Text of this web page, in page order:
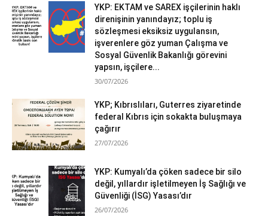
YKP: EKTAM ve SAREX işçilerinin haklı
direnişinin yanındayız; toplu iş
sözleşmesi eksiksiz uygulansın,
işverenlere göz yuman Çalışma ve
Sosyal Güvenlik Bakanlığı görevini
yapsın, işçilere...
30/07/2026
YKP; Kıbrıslıları, Guterres ziyaretinde
federal Kıbrıs için sokakta buluşmaya
çağırır
27/07/2026
YKP: Kumyalı’da çöken sadece bir silo
değil, yıllardır işletilmeyen İş Sağlığı ve
Güvenliği (İSG) Yasası’dır
26/07/2026